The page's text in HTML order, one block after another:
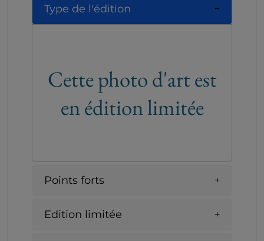
Type de l'édition
Cette photo d'art est
en édition limitée
Points forts
Edition limitée